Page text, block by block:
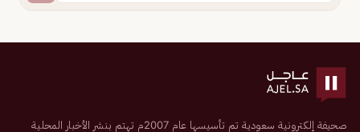
صحيفة إلكترونية سعودية تم تأسيسها عام 2007م تهتم بنشر الأخبار المحلية